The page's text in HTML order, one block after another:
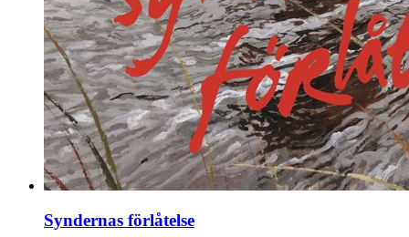
Syndernas förlåtelse